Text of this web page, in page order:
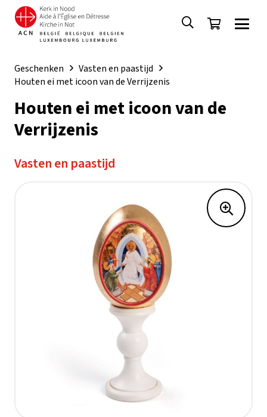
Geschenken
Vasten en paastijd
Houten ei met icoon van de Verrijzenis
Houten ei met icoon van de
Verrijzenis
Vasten en paastijd